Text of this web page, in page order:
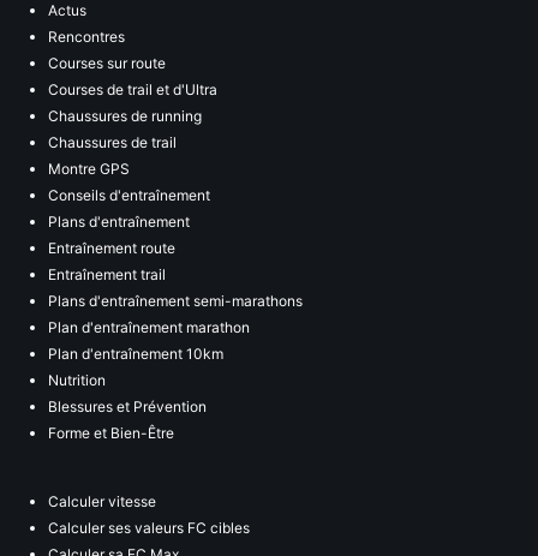
Actus
Rencontres
Courses sur route
Courses de trail et d'Ultra
Chaussures de running
Chaussures de trail
Montre GPS
Conseils d'entraînement
Plans d'entraînement
Entraînement route
Entraînement trail
Plans d'entraînement semi-marathons
Plan d'entraînement marathon
Plan d'entraînement 10km
Nutrition
Blessures et Prévention
Forme et Bien-Être
Calculer vitesse
Calculer ses valeurs FC cibles